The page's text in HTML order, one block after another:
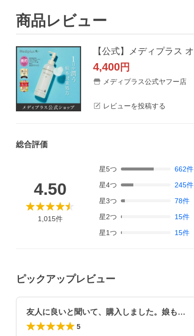
商品レビュー
4,400円
メディプラス公式ヤフー店
レビューを投稿する
総合評価
4.50
1,015件
星5つ 662件
星4つ 245件
星3つ 78件
星2つ 15件
星1つ 15件
ピックアップレビュー
友人に良いと聞いて、購入しました。娘も…
5